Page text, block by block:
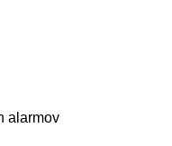
alarmov